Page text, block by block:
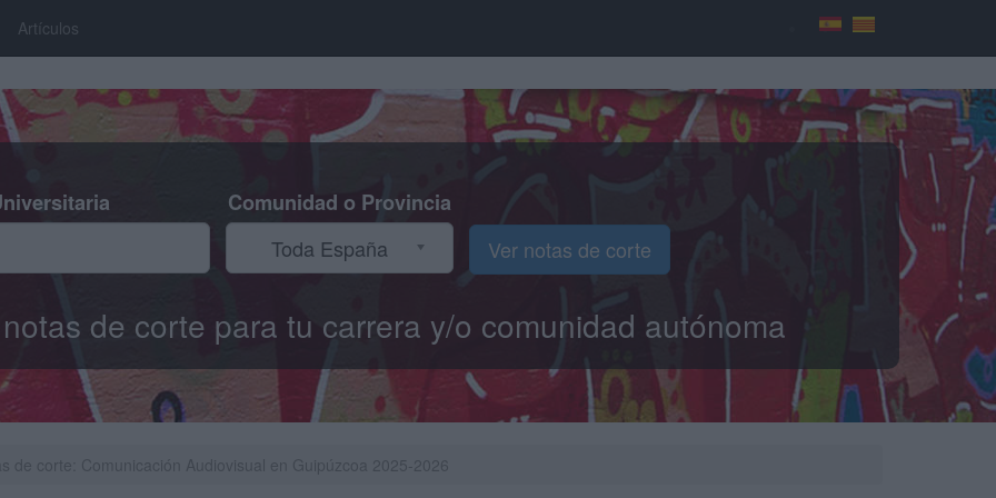
Artículos
Comunidad o Provincia
Toda España
Ver notas de corte
de corte para tu carrera y/o comunidad autónoma